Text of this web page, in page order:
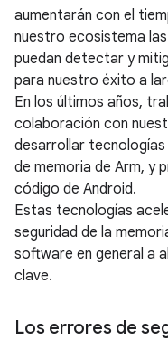
aumentarán con el
nuestro ecosistema
puedan detectar y
para nuestro éxito a
En los últimos años,
colaboración con
desarrollar
de memoria de Arm, y
código de Android.
Estas tecnologías
seguridad de la
software en general a
clave.
Los errores de